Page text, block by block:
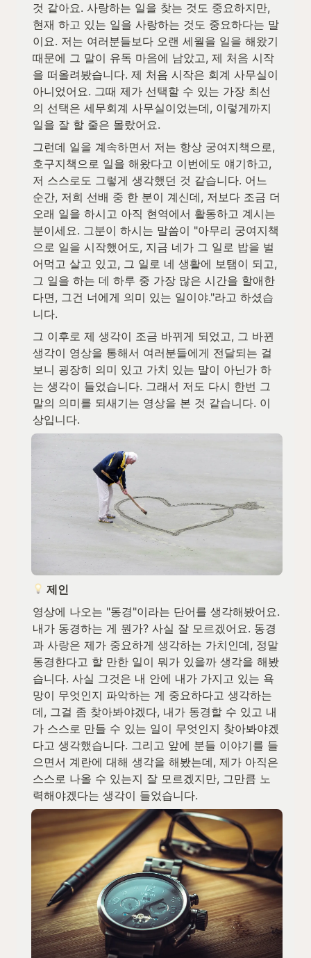
것 같아요. 사랑하는 일을 찾는 것도 중요하지만,
현재 하고 있는 일을 사랑하는 것도 중요하다는 말
이요. 저는 여러분들보다 오랜 세월을 일을 해왔기
때문에 그 말이 유독 마음에 남았고, 제 처음 시작
을 떠올려봤습니다. 제 처음 시작은 회계 사무실이
아니었어요. 그때 제가 선택할 수 있는 가장 최선
의 선택은 세무회계 사무실이었는데, 이렇게까지
일을 잘 할 줄은 몰랐어요.
그런데 일을 계속하면서 저는 항상 궁여지책으로,
호구지책으로 일을 해왔다고 이번에도 얘기하고,
저 스스로도 그렇게 생각했던 것 같습니다. 어느
순간, 저희 선배 중 한 분이 계신데, 저보다 조금 더
오래 일을 하시고 아직 현역에서 활동하고 계시는
분이세요. 그분이 하시는 말씀이 "아무리 궁여지책
으로 일을 시작했어도, 지금 네가 그 일로 밥을 벌
어먹고 살고 있고, 그 일로 네 생활에 보탬이 되고,
그 일을 하는 데 하루 중 가장 많은 시간을 할애한
다면, 그건 너에게 의미 있는 일이야."라고 하셨습
니다.
그 이후로 제 생각이 조금 바뀌게 되었고, 그 바뀐
생각이 영상을 통해서 여러분들에게 전달되는 걸
보니 굉장히 의미 있고 가치 있는 말이 아닌가 하
는 생각이 들었습니다. 그래서 저도 다시 한번 그
말의 의미를 되새기는 영상을 본 것 같습니다. 이
상입니다.
제인
영상에 나오는 "동경"이라는 단어를 생각해봤어요.
내가 동경하는 게 뭔가? 사실 잘 모르겠어요. 동경
과 사랑은 제가 중요하게 생각하는 가치인데, 정말
동경한다고 할 만한 일이 뭐가 있을까 생각을 해봤
습니다. 사실 그것은 내 안에 내가 가지고 있는 욕
망이 무엇인지 파악하는 게 중요하다고 생각하는
데, 그걸 좀 찾아봐야겠다, 내가 동경할 수 있고 내
가 스스로 만들 수 있는 일이 무엇인지 찾아봐야겠
다고 생각했습니다. 그리고 앞에 분들 이야기를 들
으면서 계란에 대해 생각을 해봤는데, 제가 아직은
스스로 나올 수 있는지 잘 모르겠지만, 그만큼 노
력해야겠다는 생각이 들었습니다.